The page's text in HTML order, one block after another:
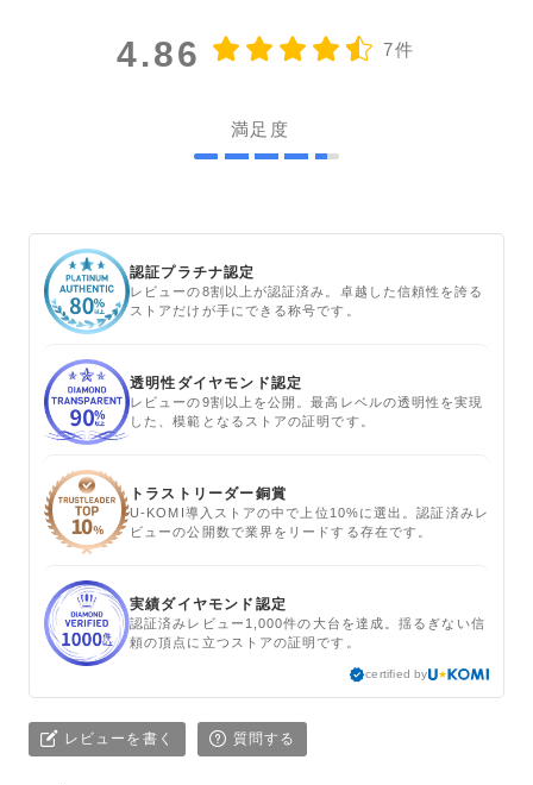
4.86 7件
満足度
認証プラチナ認定
レビューの8割以上が認証済み。卓越した信頼性を誇る
ストアだけが手にできる称号です。
透明性ダイヤモンド認定
レビューの9割以上を公開。最高レベルの透明性を実現
した、模範となるストアの証明です。
トラストリーダー銅賞
U-KOMI導入ストアの中で上位10%に選出。認証済みレ
ビューの公開数で業界をリードする存在です。
実績ダイヤモンド認定
認証済みレビュー1,000件の大台を達成。揺るぎない信
頼の頂点に立つストアの証明です。
certified by
レビューを書く 質問する